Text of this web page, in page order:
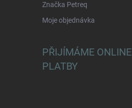
Značka Petreq
Moje objednávka
PŘIJÍMÁME ONLINE
PLATBY